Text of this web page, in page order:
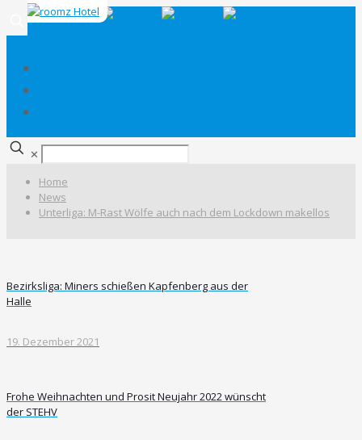
✕
Home
News
Unterliga: M-Rast Wölfe auch nach dem Lockdown makellos
Bezirksliga: Miners schießen Kapfenberg aus der
Halle
19. Dezember 2021
Frohe Weihnachten und Prosit Neujahr 2022 wünscht
der STEHV